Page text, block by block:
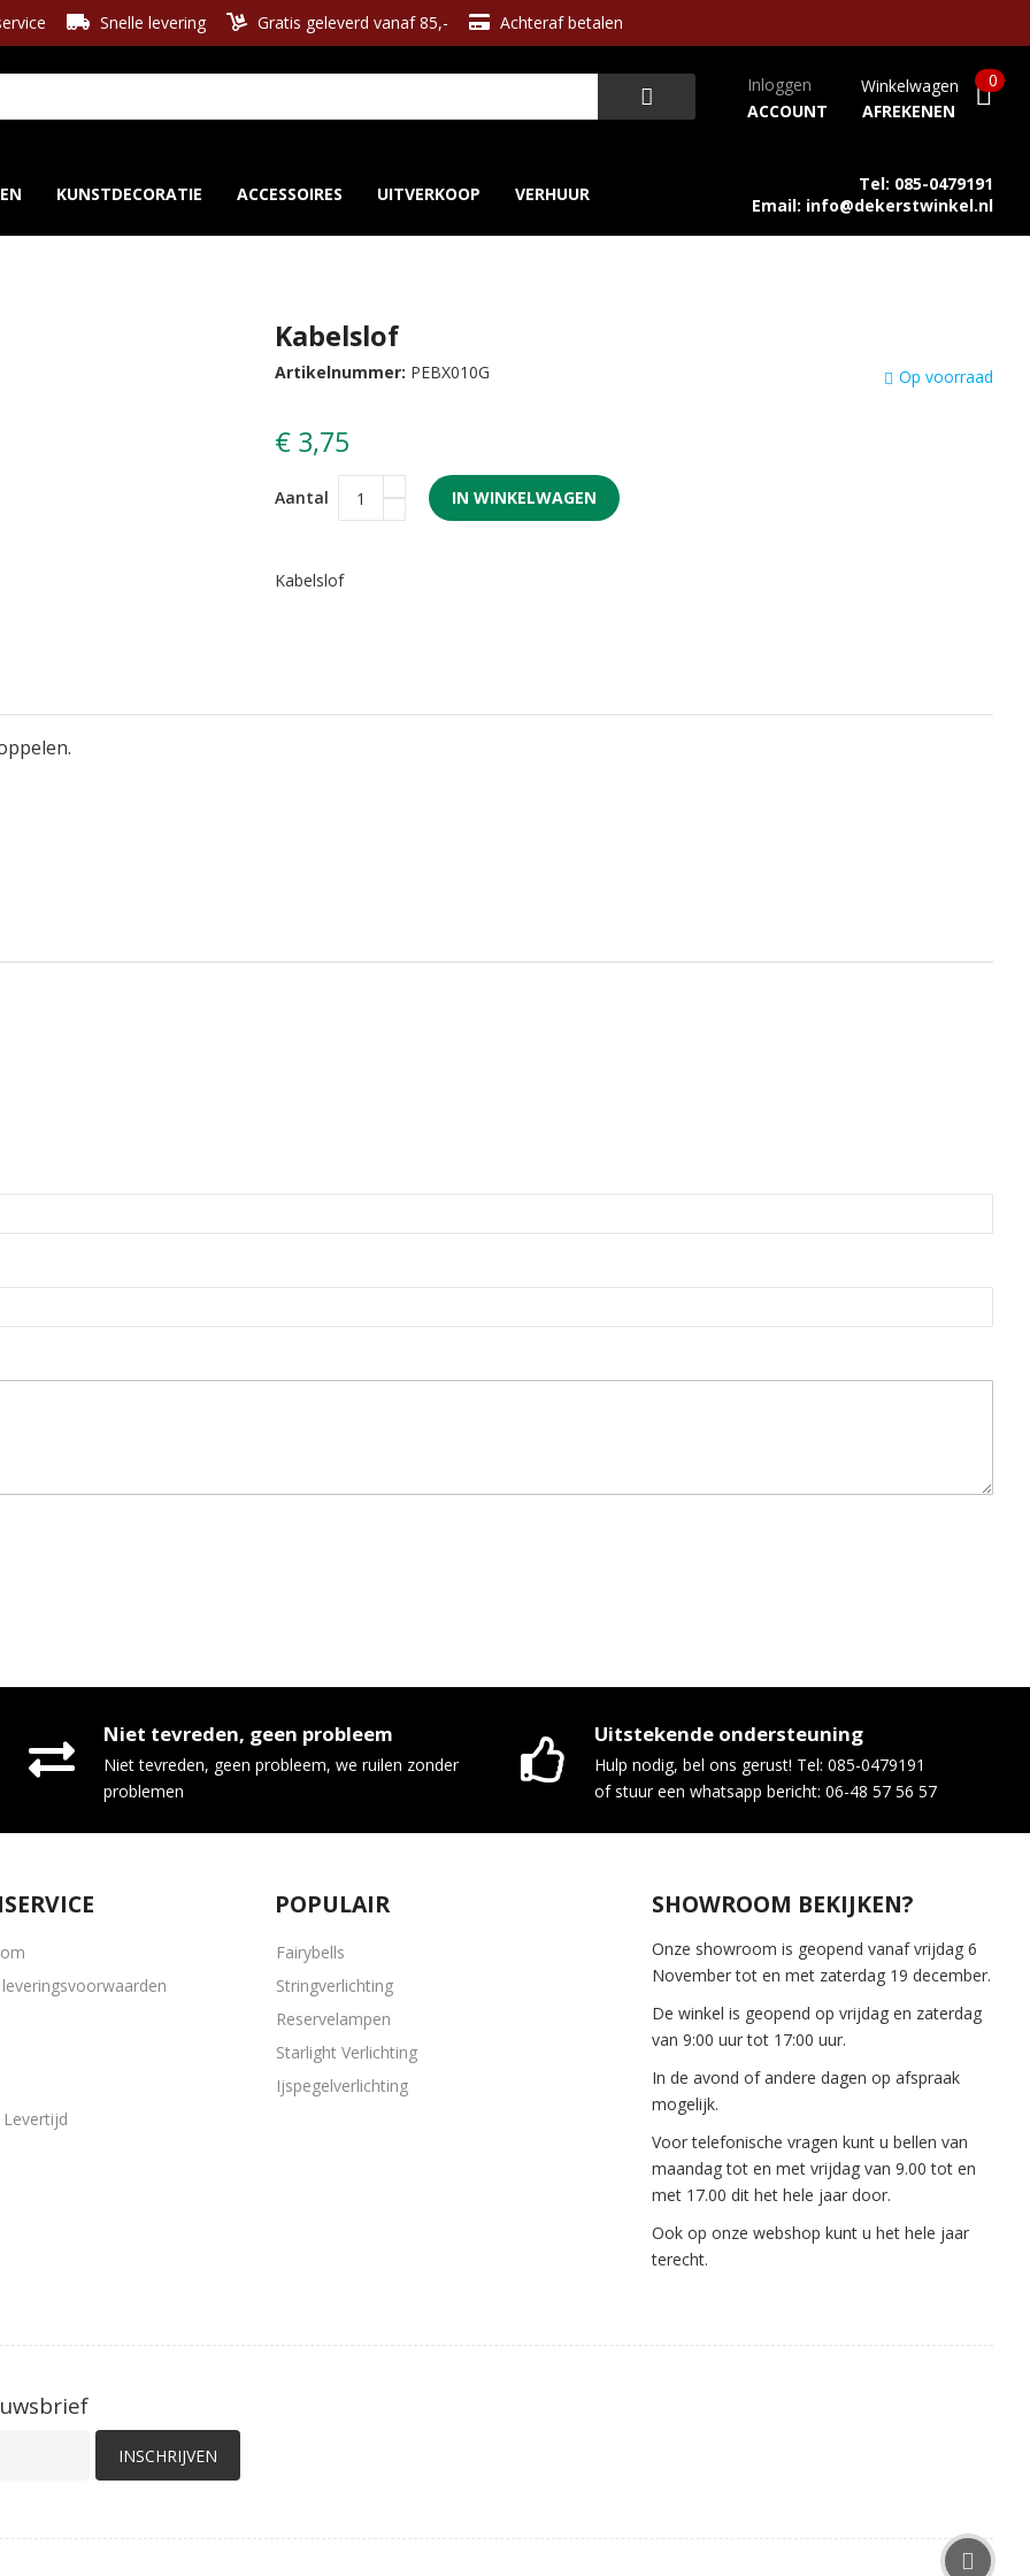
Snelle levering Gratis geleverd vanaf 85,- Achteraf betalen
Inloggen
ACCOUNT
Winkelwagen
AFREKENEN
0
KUNSTDECORATIE ACCESSOIRES UITVERKOOP VERHUUR
Tel: 085-0479191
Email: info@dekerstwinkel.nl
Kabelslof
Op voorraad
Artikelnummer: PEBX010G
€ 3,75
Aantal IN WINKELWAGEN
Kabelslof
Niet tevreden, geen probleem
Niet tevreden, geen probleem, we ruilen zonder
problemen
Uitstekende ondersteuning
Hulp nodig, bel ons gerust! Tel: 085-0479191
of stuur een whatsapp bericht: 06-48 57 56 57
POPULAIR
Fairybells
Stringverlichting
Reservelampen
Starlight Verlichting
Ijspegelverlichting
SHOWROOM BEKIJKEN?
Onze showroom is geopend vanaf vrijdag 6
November tot en met zaterdag 19 december.
De winkel is geopend op vrijdag en zaterdag
van 9:00 uur tot 17:00 uur.
In de avond of andere dagen op afspraak
mogelijk.
Voor telefonische vragen kunt u bellen van
maandag tot en met vrijdag van 9.00 tot en
met 17.00 dit het hele jaar door.
Ook op onze webshop kunt u het hele jaar
terecht.
INSCHRIJVEN